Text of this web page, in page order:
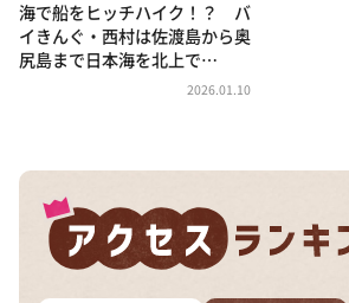
相席食堂
これ余談なんですけど・・・
～人生密着トークバラエティ！～
河合＆A.B.C-Z塚田×福井アナ「なん
（news おかえり）
DAIGOも台所 ～きょうの献立 何にす
海で船をヒッチハイク！？ バ
イきんぐ・西村は佐渡島から奥
尻島まで日本海を北上で…
2026.01.10